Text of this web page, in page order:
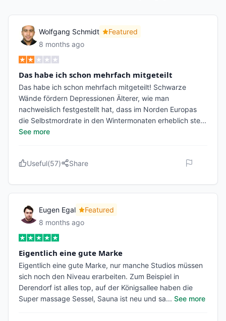
Wolfgang Schmidt
Featured
8 months ago
Das habe ich schon mehrfach mitgeteilt
Das habe ich schon mehrfach mitgeteilt! Schwarze
Wände fördern Depressionen Älterer, wie man
nachweislich festgestellt hat, dass im Norden Europas
die Selbstmordrate in den Wintermonaten erheblich ste...
See more
Useful(57) Share
Eugen Egal
Featured
8 months ago
Eigentlich eine gute Marke
Eigentlich eine gute Marke, nur manche Studios müssen
sich noch den Niveau erarbeiten. Zum Beispiel in
Derendorf ist alles top, auf der Königsallee haben die
Super massage Sessel, Sauna ist neu und sa... See more